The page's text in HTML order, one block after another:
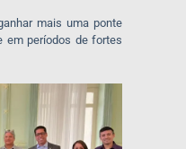
mais uma ponte
em períodos de fortes